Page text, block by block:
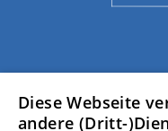
Diese Webseite
andere (Dritt-